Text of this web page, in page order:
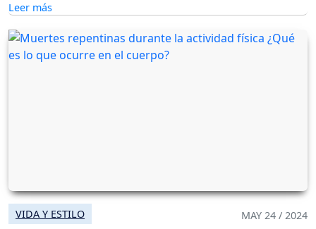
VIDA Y ESTILO MAY 24 / 2024